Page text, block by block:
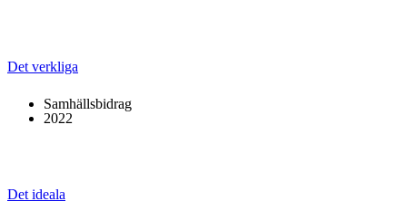
Det verkliga
Samhällsbidrag
2022
Det ideala